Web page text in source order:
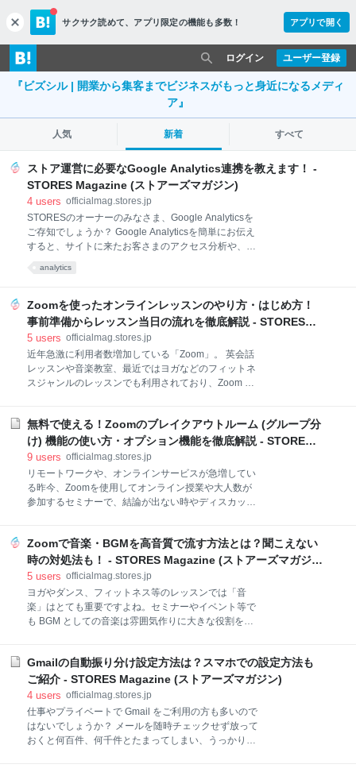
c
l
o
s
e
サクサク読めて、 アプリ限定の機能も多数！ アプリで開く
ユーザー登録
ログイン
『ビズシル | 開業から集客までビジネスがもっと身近になるメディ
ア』
人気 新着 すべて
ストア運営に必要なGoogle Analytics連携を教えます！ -
STORES Magazine (ストアーズマガジン)
4 users officialmag.stores.jp
STORESのオーナーのみなさま、Google Analyticsを
ご存知でしょうか？ Google Analyticsを簡単にお伝え
すると、サイトに来たお客さまのアクセス分析や、商
フリー・ネットショップ ベーシックプランどちらでも
いない場合は、こちらの記事をぜひご参考にしてくだ
さい！ また、おすすめのGoogle Analytics分析方法も
最後にご紹介します！ Google Analyticsの連携設定方
ク 3.アカウントの設定 4.プロパティの設定 5.ビジネス
の概要 6.測定IDを取得する 7.STORESに測定IDを設定
する ※補足 Google Analytics初期設定について 1.目標
analytics
Zoomを使ったオンラインレッスンのやり方・はじめ方！
事前準備からレッスン当日の流れを徹底解説 - STORES
Magazine (ストアーズマガジン)
5 users officialmag.stores.jp
近年急激に利用者数増加している「Zoom」。 英会話
レッスンや音楽教室、最近ではヨガなどのフィットネ
スジャンルのレッスンでも利用されており、Zoom を
Zoom を用いたオンラインレッスンのやり方を具体的
な設定方法を含めて紹介したいと思います！ オンライ
ンレッスンに使うZoomとは？ 予約システムを活用し
たスムーズなオンラインレッスン実施の流れ 前日まで
にやること ミーティングの開始の仕方 オンラインレッ
スンにおけるおすすめの決済方法 単発決済ではなく月
スンで利用できる STORES 予約 導入事例 スパルタ英
会話さま 香月葉子ピラティス＆ヤムナオンラインレッ
スンさま Zoomを使っ
無料で使える！Zoomのブレイクアウトルーム (グループ分
け) 機能の使い方・オプション機能を徹底解説 - STORES
Magazine (ストアーズマガジン)
9 users officialmag.stores.jp
リモートワークや、オンラインサービスが急増してい
る昨今、Zoomを使用してオンライン授業や大人数が
参加するセミナーで、結論が出ない時やディスカッシ
行うことができる機能がZoomには用意されていま
す。それがブレイクアウトルーム機能。 今回は、
Zoomの機能として、便利なのに意外と知られていな
い「ブレイクアウトルーム (ブレークアウトセッショ
ン) 機能」を紹介します。 本機能は無料版でも利用で
きます！ とっても便利な機能なので是非最後までご覧
後に参加者を割当する方法 有効活用したい便利なオプ
ション機能 タイマー機能 メッセージ機能 ホストの入
退室機能 ヘルプ機能 まとめ ブレイクアクトルーム機
能
Zoomで音楽・BGMを高音質で流す方法とは？聞こえない
時の対処法も！ - STORES Magazine (ストアーズマガジ
ン)
5 users officialmag.stores.jp
ヨガやダンス、フィットネス等のレッスンでは「音
楽」はとても重要ですよね。セミナーやイベント等で
も BGM としての音楽は雰囲気作りに大きな役割を果
で、部屋で再生した音声がちゃんと Zoom を通して相
手に聞こえているか不安に思う方も多いのではないで
しょうか。実際に音が途切れたり、聞こえない、とい
うお悩みの声をよく伺います。 今回はそんなお悩みの
方向けに Zoom で音楽・BGM を高音質で流す方法を
ご紹介します。 PCで再生した音楽・BGM を直接相手
Gmailの自動振り分け設定方法は？スマホでの設定方法も
ご紹介 - STORES Magazine (ストアーズマガジン)
4 users officialmag.stores.jp
仕事やプライベートで Gmail をご利用の方も多いので
はないでしょうか？ メールを随時チェックせず放って
おくと何百件、何千件とたまってしまい、うっかり大